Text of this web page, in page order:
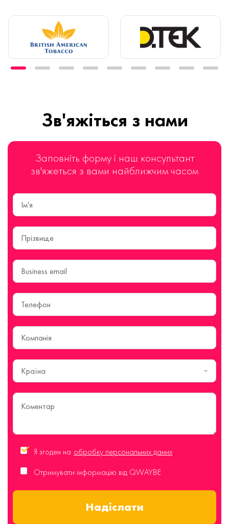
Зв'яжіться з нами
Заповніть форму і наш консультант
зв'яжеться з вами найближчим часом
Країна
Я згоден на обробку персональних даних
Отримувати інформацію від QWAYBE
Надіслати